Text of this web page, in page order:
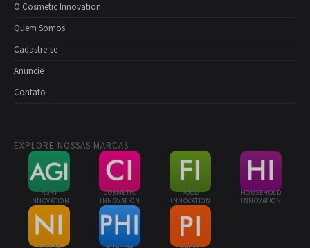
O Cosmetic Innovation
Quem Somos
Cadastre-se
Anuncie
Contato
EXPLORE NOSSAS MARCAS
AGRI
INNOVATION
COSMETIC
INNOVATION
FOOD
INNOVATION
HOUSEHOLD
INNOVATION